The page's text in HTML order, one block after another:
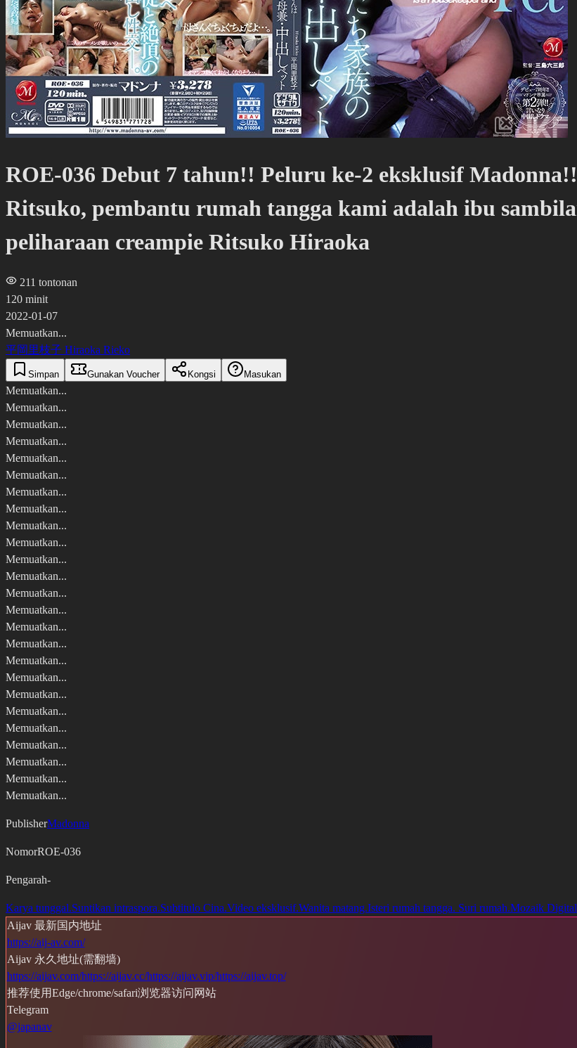
ROE-036 Debut 7 tahun!! Peluru ke-2 eksklusif
Ritsuko, pembantu rumah tangga kami adalah ibu
peliharaan creampie Ritsuko Hiraoka
211 tontonan
120 minit
2022-01-07
Memuatkan...
平岡里枝子 Hiraoka Rieko
Simpan Gunakan Voucher Kongsi Masukan
Memuatkan...
Memuatkan...
Memuatkan...
Memuatkan...
Memuatkan...
Memuatkan...
Memuatkan...
Memuatkan...
Memuatkan...
Memuatkan...
Memuatkan...
Memuatkan...
Memuatkan...
Memuatkan...
Memuatkan...
Memuatkan...
Memuatkan...
Memuatkan...
Memuatkan...
Memuatkan...
Memuatkan...
Memuatkan...
Memuatkan...
Memuatkan...
Memuatkan...
PublisherMadonna
NomorROE-036
Pengarah-
Karya tunggal.Suntikan intraspora.Subtitulo Cina.Video eksklusif.Wanita matang.Isteri rumah tangga. Suri rumah.Mozaik Digital
Aijav 最新国内地址
https://aij-av.com/
Aijav 永久地址(需翻墙)
https://aijav.com/https://aijav.cc/https://aijav.vip/https://aijav.top/
推荐使用Edge/chrome/safari浏览器访问网站
Telegram
@japanav